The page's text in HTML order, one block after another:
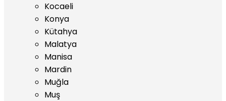
Kocaeli
Konya
Kütahya
Malatya
Manisa
Mardin
Muğla
Muş